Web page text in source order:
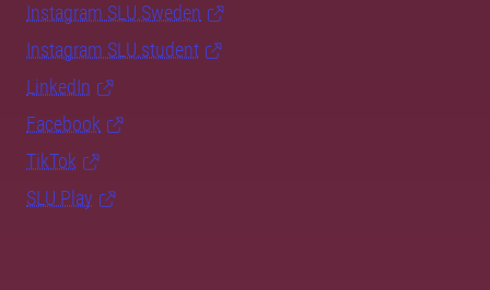
Instagram SLU.Sweden
Instagram SLU.student
LinkedIn
Facebook
TikTok
SLU Play